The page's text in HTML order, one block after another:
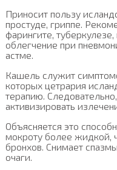
Приносит пользу
простуде, гриппе.
фарингите,
облегчение при
астме.
Кашель служит
которых цетрария
терапию.
активизировать
Объясняется это
мокроту более жидкой,
бронхов. Снимает
очаги.